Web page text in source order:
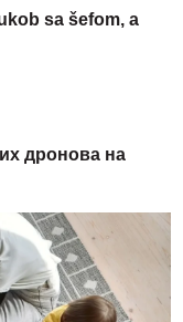
sa šefom, a
дронова на